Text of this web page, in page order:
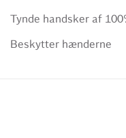
Tynde handsker af
Beskytter hænderne